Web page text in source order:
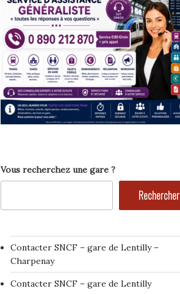
Vous recherchez une gare ?
Rechercher
Contacter SNCF – gare de Lentilly –
Charpenay
Contacter SNCF – gare de Lentilly